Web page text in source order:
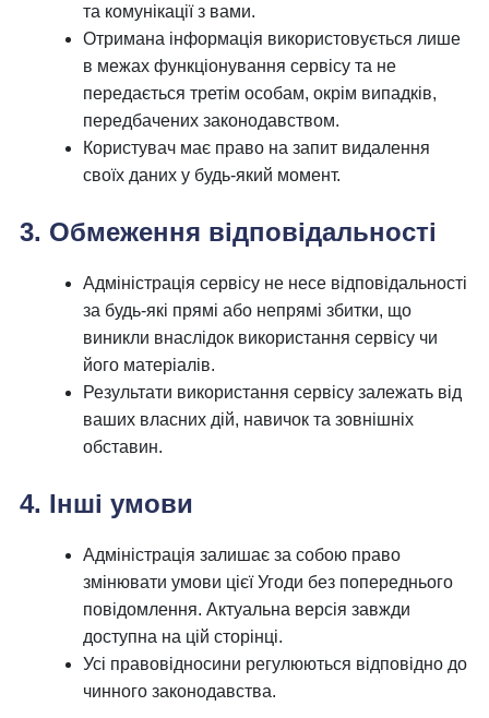
та комунікації з вами.
Отримана інформація використовується лише
в межах функціонування сервісу та не
передається третім особам, окрім випадків,
передбачених законодавством.
Користувач має право на запит видалення
своїх даних у будь-який момент.
3. Обмеження відповідальності
Адміністрація сервісу не несе відповідальності
за будь-які прямі або непрямі збитки, що
виникли внаслідок використання сервісу чи
його матеріалів.
Результати використання сервісу залежать від
ваших власних дій, навичок та зовнішніх
обставин.
4. Інші умови
Адміністрація залишає за собою право
змінювати умови цієї Угоди без попереднього
повідомлення. Актуальна версія завжди
доступна на цій сторінці.
Усі правовідносини регулюються відповідно до
чинного законодавства.